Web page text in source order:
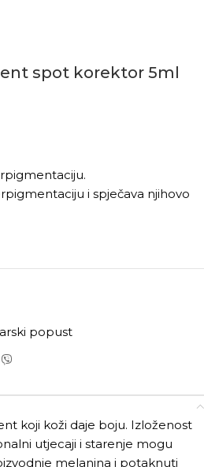
spot korektor 5ml
i spječava njihovo
popust
koji koži daje boju. Izloženost
utjecaji i starenje mogu
melanina i potaknuti